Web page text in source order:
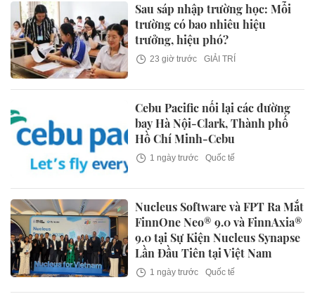
Sau sáp nhập trường học: Mỗi
trường có bao nhiêu hiệu
trưởng, hiệu phó?
23 giờ trước GIẢI TRÍ
Cebu Pacific nối lại các đường
bay Hà Nội-Clark, Thành phố
Hồ Chí Minh-Cebu
1 ngày trước Quốc tế
Nucleus Software và FPT Ra Mắt
FinnOne Neo® 9.0 và FinnAxia®
9.0 tại Sự Kiện Nucleus Synapse
Lần Đầu Tiên tại Việt Nam
1 ngày trước Quốc tế